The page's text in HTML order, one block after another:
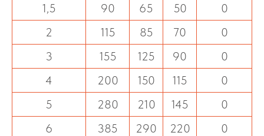
1,5
90 65 50
0
2
115 85 70
0
3
155 125 90
0
4
200 150 115
0
5
280 210 145
0
6
385 290 220
0